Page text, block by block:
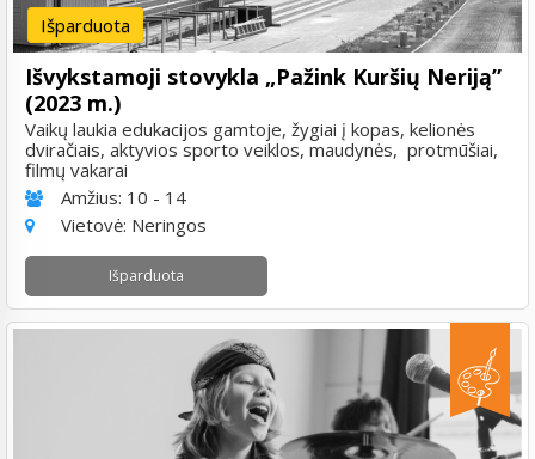
Išparduota
Išvykstamoji stovykla „Pažink Kuršių Neriją”
(2023 m.)
Vaikų laukia edukacijos gamtoje, žygiai į kopas, kelionės
dviračiais, aktyvios sporto veiklos, maudynės, protmūšiai,
filmų vakarai
Amžius: 10 - 14
Vietovė: Neringos
Išparduota